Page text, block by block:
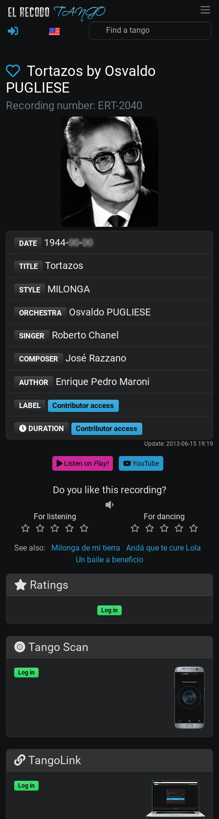
Tortazos by Osvaldo
PUGLIESE
Recording number: ERT-2040
DATE 1944-00-00
TITLE Tortazos
STYLE MILONGA
ORCHESTRA Osvaldo PUGLIESE
SINGER Roberto Chanel
COMPOSER José Razzano
AUTHOR Enrique Pedro Maroni
LABEL Contributor access
DURATION Contributor access
Update: 2013-06-15 19:19
Listen on Play! YouTube
Do you like this recording?
For listening For dancing
See also: Milonga de mi tierra
Andá que te cure Lola
Un baile a beneficio
Ratings
Log in
Tango Scan
Log in
TangoLink
Log in